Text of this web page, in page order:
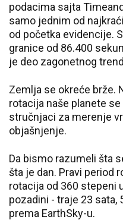
podacima sajta
samo jednim od
od početka evidencije.
granice od 86.400
je deo zagonetnog
Zemlja se okreće brže.
rotacija naše planete
stručnjaci za merenje
objašnjenje.
Da bismo razumeli šta
šta je dan. Pravi period
rotacija od 360 stepeni
pozadini - traje 23 sata,
prema EarthSky-u.